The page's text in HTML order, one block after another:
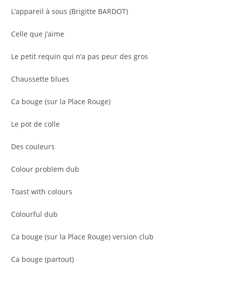
L’appareil à sous (Brigitte BARDOT)
Celle que j’aime
Le petit requin qui n’a pas peur des gros
Chaussette blues
Ca bouge (sur la Place Rouge)
Le pot de colle
Des couleurs
Colour problem dub
Toast with colours
Colourful dub
Ca bouge (sur la Place Rouge) version club
Ca bouge (partout)